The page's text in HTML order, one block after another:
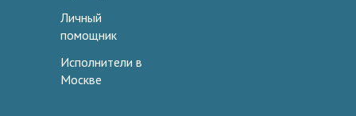
Личный
помощник
Исполнители в
Москве